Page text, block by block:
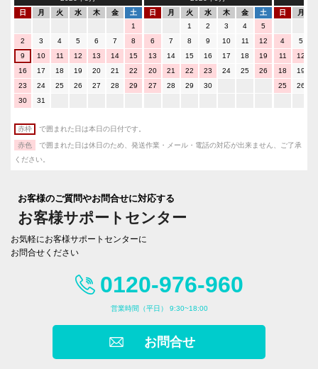
日
月 火 水 木 金
土
1
2
3 4 5 6 7
8
9
10 11 12 13 14
15
16
17 18 19 20 21
22
23
24 25 26 27 28
29
30
31
日
月 火 水 木 金
土
1
2 3 4
5
6
7 8 9 10 11
12
13
14 15 16 17 18
19
20
21 22 23 24 25
26
27
28 29 30
日 月
4 5
11
12
18
19
25
26
赤枠 で囲まれた日は本日の日付です。
赤色
で囲まれた日は休日のため、発送作業・メール・電話の対応が出来ません、ご了承
ください。
お客様のご質問やお問合せに対応する
お客様サポートセンター
お気軽にお客様サポートセンターに
お問合せください
0120-976-960
営業時間（平日） 9:30~18:00
お問合せ